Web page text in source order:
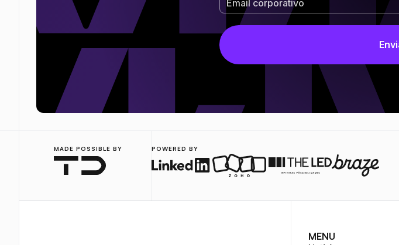
MADE POSSIBLE BY POWERED BY
MENU